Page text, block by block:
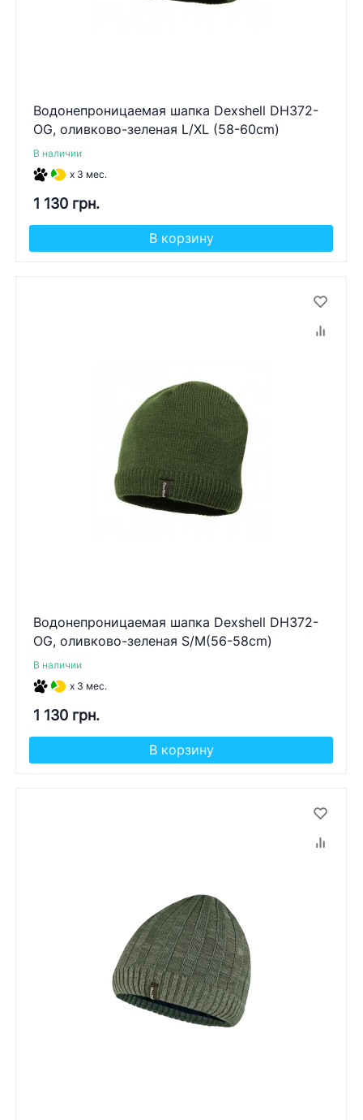
Водонепроницаемая шапка Dexshell DH372-
OG, оливково-зеленая L/XL (58-60cm)
В наличии
x 3 мес.
1 130 грн.
В корзину
Водонепроницаемая шапка Dexshell DH372-
OG, оливково-зеленая S/M(56-58cm)
В наличии
x 3 мес.
1 130 грн.
В корзину